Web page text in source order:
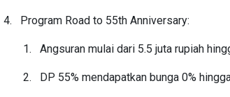
Program Road to 55th Anniversary:
Angsuran mulai dari 5.5 juta rupiah
DP 55% mendapatkan bunga 0%